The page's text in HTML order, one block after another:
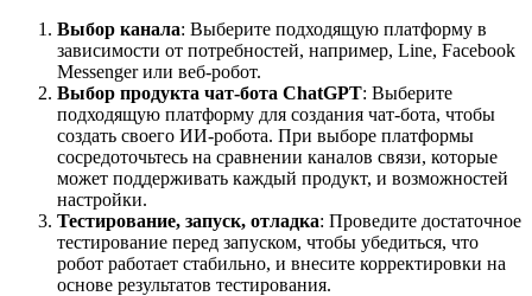
Выбор канала: Выберите подходящую платформу в
зависимости от потребностей, например, Line, Facebook
Messenger или веб-робот.
Выбор продукта чат-бота ChatGPT: Выберите
подходящую платформу для создания чат-бота, чтобы
создать своего ИИ-робота. При выборе платформы
сосредоточьтесь на сравнении каналов связи, которые
может поддерживать каждый продукт, и возможностей
настройки.
Тестирование, запуск, отладка: Проведите достаточное
тестирование перед запуском, чтобы убедиться, что
робот работает стабильно, и внесите корректировки на
основе результатов тестирования.